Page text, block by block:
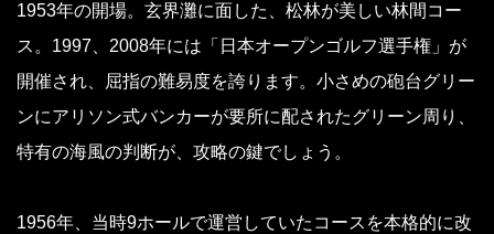
1953年の開場。玄界灘に面した、松林が美しい林間コー
ス。1997、2008年には「日本オープンゴルフ選手権」が
開催され、屈指の難易度を誇ります。小さめの砲台グリー
ンにアリソン式バンカーが要所に配されたグリーン周り、
特有の海風の判断が、攻略の鍵でしょう。
1956年、当時9ホールで運営していたコースを本格的に改